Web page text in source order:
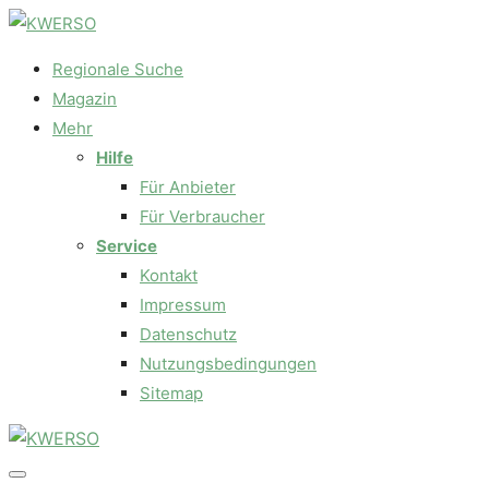
Regionale Suche
Magazin
Mehr
Hilfe
Für Anbieter
Für Verbraucher
Service
Kontakt
Impressum
Datenschutz
Nutzungsbedingungen
Sitemap